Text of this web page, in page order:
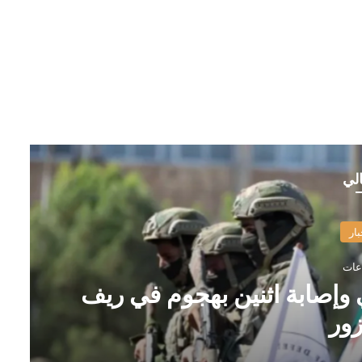
اثنين بهجوم في ريف